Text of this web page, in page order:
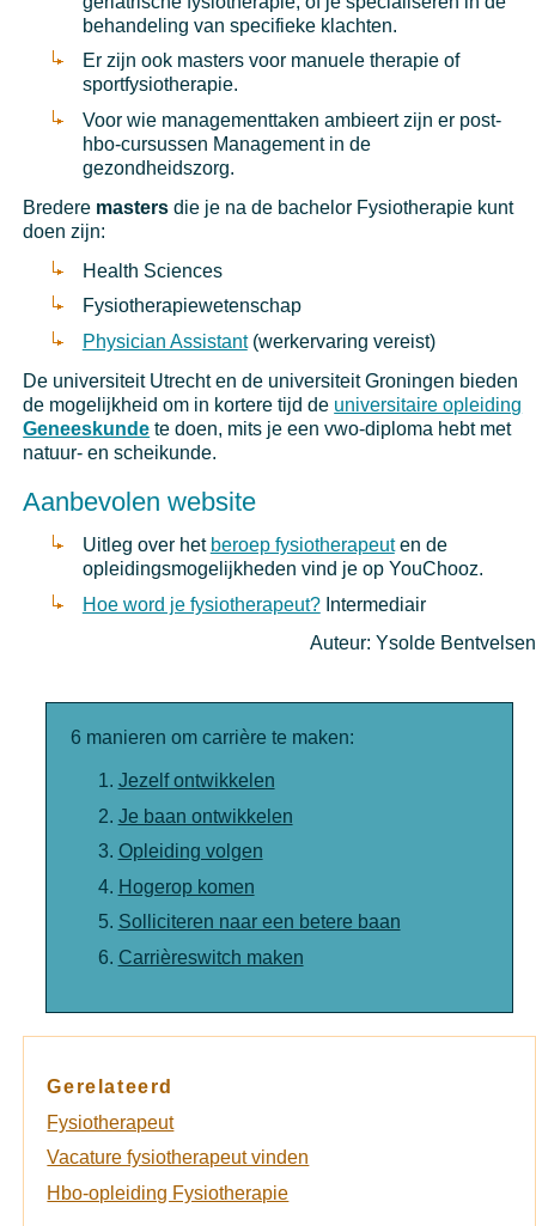
behandeling van specifieke klachten.
Er zijn ook masters voor manuele therapie of
sportfysiotherapie.
Voor wie managementtaken ambieert zijn er post-
hbo-cursussen Management in de
gezondheidszorg.
Bredere masters die je na de bachelor Fysiotherapie kunt
doen zijn:
Health Sciences
Fysiotherapiewetenschap
Physician Assistant(werkervaring vereist)
De universiteit Utrecht en de universiteit Groningen bieden
de mogelijkheid om in kortere tijd de universitaire opleiding
Geneeskunde te doen, mits je een vwo-diploma hebt met
natuur- en scheikunde.
Aanbevolen website
Uitleg over het beroep fysiotherapeuten de
opleidingsmogelijkheden vind je op YouChooz.
Hoe word je fysiotherapeut?Intermediair
Auteur: Ysolde Bentvelsen
6 manieren om carrière te maken:
Jezelf ontwikkelen
Je baan ontwikkelen
Opleiding volgen
Hogerop komen
Solliciteren naar een betere baan
Carrièreswitch maken
Gerelateerd
Fysiotherapeut
Vacature fysiotherapeut vinden
Hbo-opleiding Fysiotherapie